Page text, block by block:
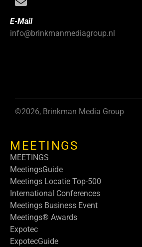
E-Mail
info@brinkmanmediagroup.nl
©2026, Brinkman Media Group
MEETINGS
MEETINGS
MeetingsGuide
Meetings Locatie Top-500
International Conferences
Meetings Business Event
Meetings® Awards
Expotec
ExpotecGuide